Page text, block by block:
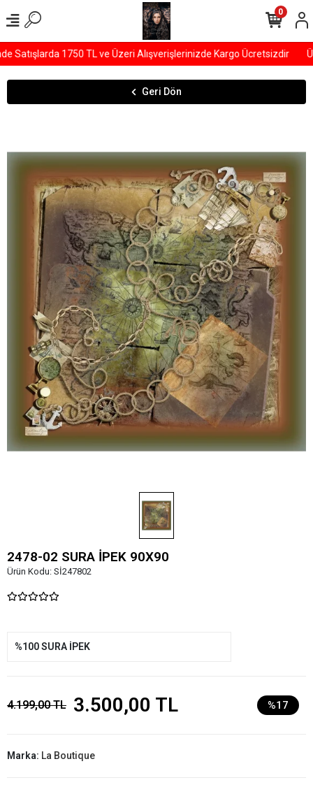
1750 TL ve Üzeri Alışverişlerinizde Kargo Ücretsizdir
0
Geri Dön
2478-02 SURA İPEK 90X90
Ürün Kodu: Sİ247802
%100 SURA İPEK
4.199,00 TL 3.500,00 TL %17
Marka: La Boutique